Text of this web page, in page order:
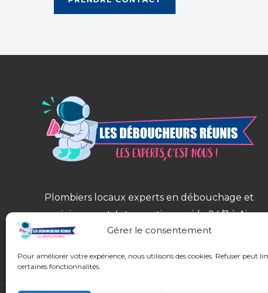
Gérer le consentement
Pour améliorer votre expérience, nous utilisons des cookies. Refuser peut
certaines fonctionnalités.
Plombiers locaux experts en débouchage et
assainissement. Intervention rapide 24/7 à Aix-
en-Provence, Salon-de-Provence, Nîmes,